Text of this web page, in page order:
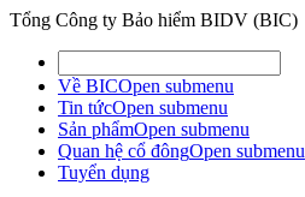
Tổng Công ty Bảo hiểm BIDV (BIC)
Về BICOpen submenu
Tin tứcOpen submenu
Sản phẩmOpen submenu
Quan hệ cổ đôngOpen submenu
Tuyển dụng